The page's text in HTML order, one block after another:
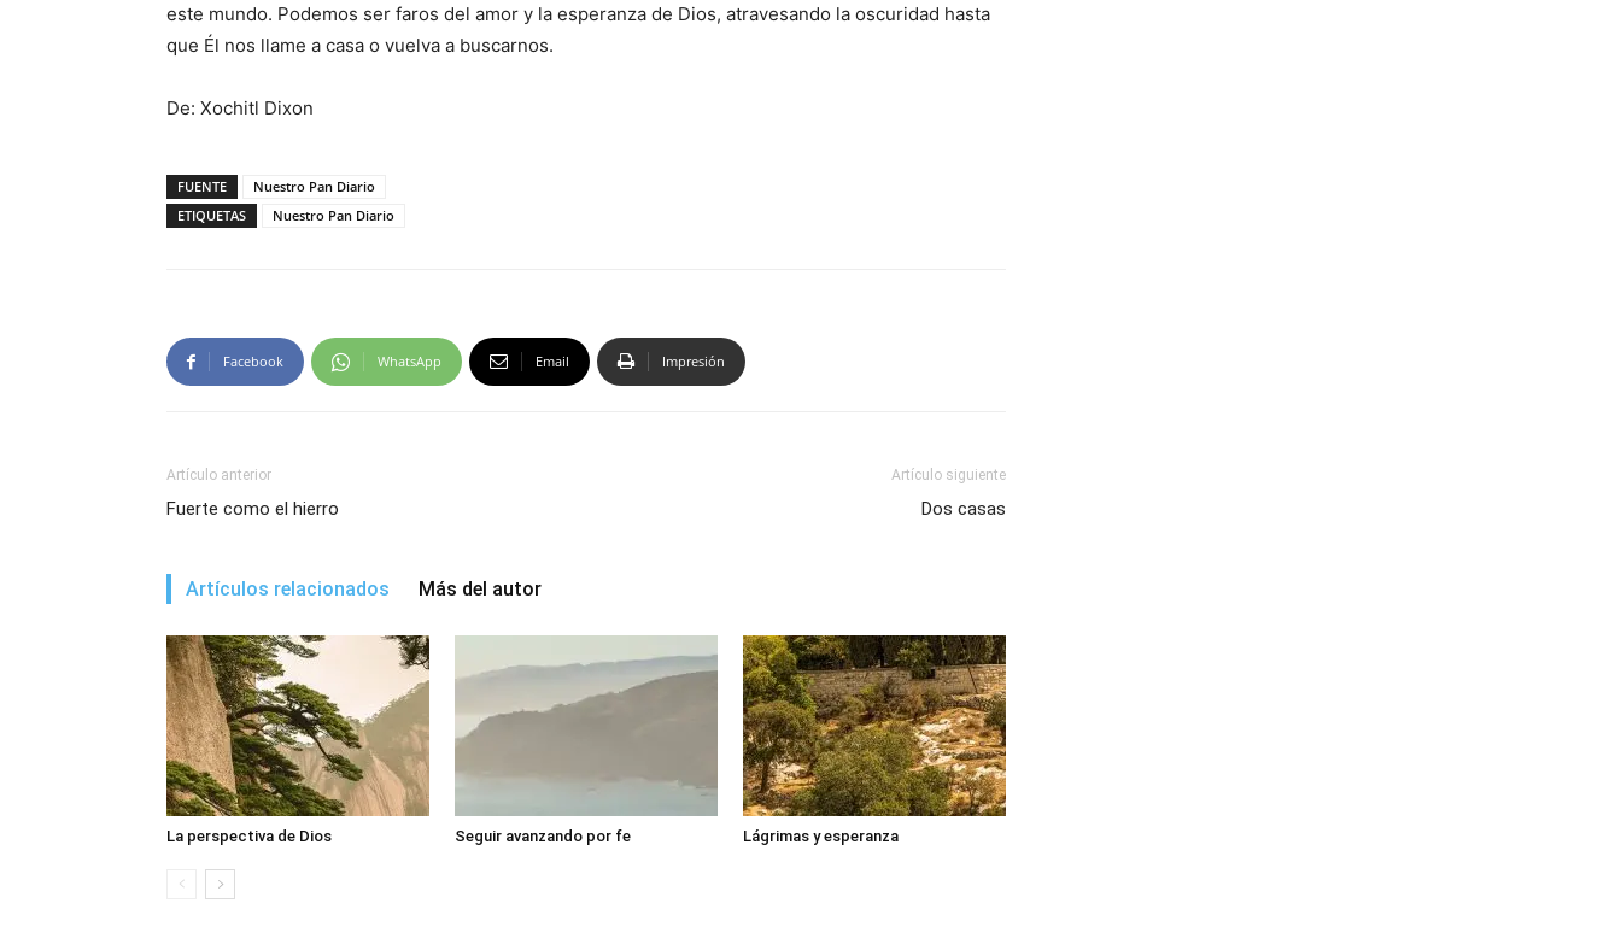
este mundo. Podemos ser faros del amor y la esperanza de Dios, atravesando la oscuridad hasta
que Él nos llame a casa o vuelva a buscarnos.
De: Xochitl Dixon
FUENTE
Nuestro Pan Diario
ETIQUETAS
Nuestro Pan Diario
Facebook WhatsApp Email Impresión
Artículo anterior
Fuerte como el hierro
Artículo siguiente
Dos casas
Artículos relacionados Más del autor
La perspectiva de Dios Seguir avanzando por fe Lágrimas y esperanza